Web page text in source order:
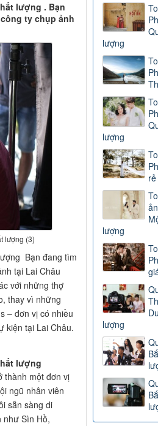
lượng . Bạn
ty chụp ảnh
lượng (3)
Bạn đang tìm
tại Lai Châu
với những thợ
thay vì những
– đơn vị có nhiều
kiện tại Lai Châu.
lượng
thành một đơn vị
ngũ nhân viên
sẵn sàng di
như Sìn Hồ,
lượng
lượng
lượng
lượng